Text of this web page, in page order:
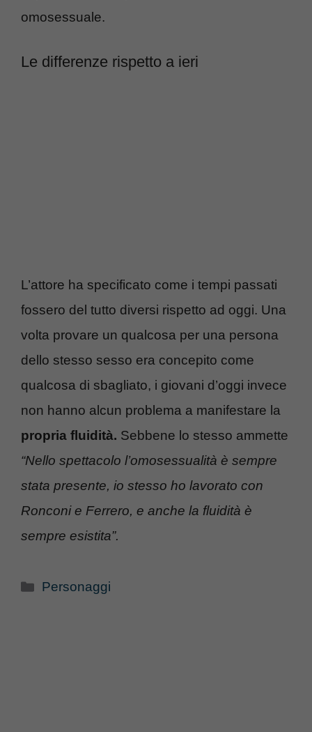
omosessuale.
Le differenze rispetto a ieri
L’attore ha specificato come i tempi passati
fossero del tutto diversi rispetto ad oggi. Una
volta provare un qualcosa per una persona
dello stesso sesso era concepito come
qualcosa di sbagliato, i giovani d’oggi invece
non hanno alcun problema a manifestare la
propria fluidità. Sebbene lo stesso ammette
“Nello spettacolo l’omosessualità è sempre
stata presente, io stesso ho lavorato con
Ronconi e Ferrero, e anche la fluidità è
sempre esistita”.
Categorie
Personaggi